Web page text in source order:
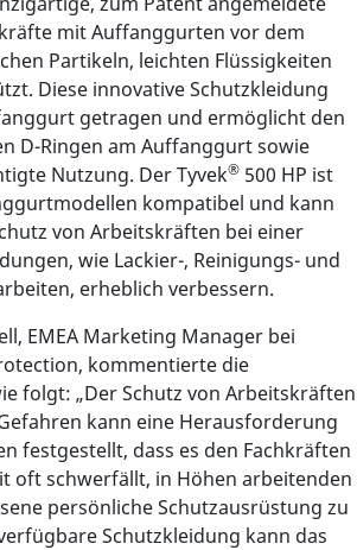
mit Auffanggurten vor dem
Partikeln, leichten Flüssigkeiten
Diese innovative Schutzkleidung
getragen und ermöglicht den
D-Ringen am Auffanggurt sowie
Nutzung. Der Tyvek® 500 HP ist
kompatibel und kann
von Arbeitskräften bei einer
wie Lackier-, Reinigungs- und
erheblich verbessern.
EMEA Marketing Manager bei
kommentierte die
folgt: „Der Schutz von Arbeitskräften
kann eine Herausforderung
festgestellt, dass es den Fachkräften
oft schwerfällt, in Höhen arbeitenden
persönliche Schutzausrüstung zu
Schutzkleidung kann das